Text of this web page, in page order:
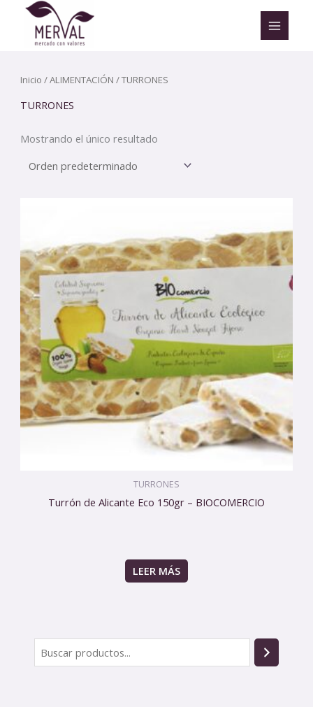
contenido
u
Inicio /ALIMENTACIÓN / TURRONES
TURRONES
Mostrando el único resultado
TURRONES
Turrón de Alicante Eco 150gr – BIOCOMERCIO
LEER MÁS